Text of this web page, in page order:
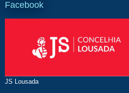
Facebook
JS Lousada